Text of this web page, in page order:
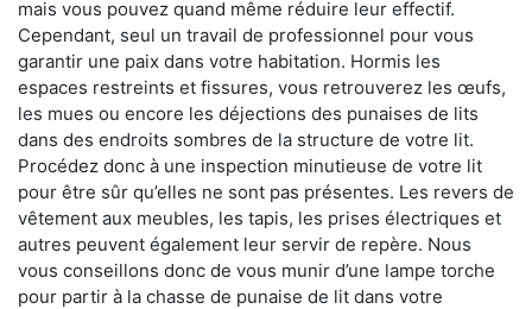
mais vous pouvez quand même réduire leur effectif.
Cependant, seul un travail de professionnel pour vous
garantir une paix dans votre habitation. Hormis les
espaces restreints et fissures, vous retrouverez les œufs,
les mues ou encore les déjections des punaises de lits
dans des endroits sombres de la structure de votre lit.
Procédez donc à une inspection minutieuse de votre lit
pour être sûr qu’elles ne sont pas présentes. Les revers de
vêtement aux meubles, les tapis, les prises électriques et
autres peuvent également leur servir de repère. Nous
vous conseillons donc de vous munir d’une lampe torche
pour partir à la chasse de punaise de lit dans votre